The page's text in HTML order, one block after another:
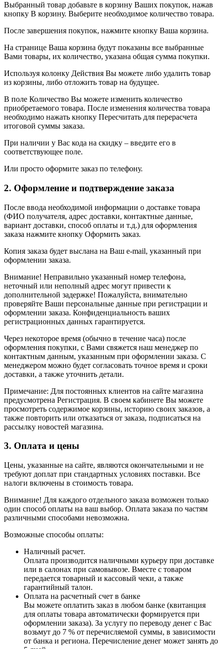
Выбранный товар добавьте в корзину Ваших покупок, нажав
кнопку В корзину. Выберите необходимое количество товара.
После завершения покупок, нажмите кнопку Ваша корзина.
На странице Ваша корзина будут показаны все выбранные
Вами товары, их количество, указана общая сумма покупки.
Используя колонку Действия Вы можете либо удалить товар
из корзины, либо отложить товар на будущее.
В поле Количество Вы можете изменить количество
приобретаемого товара. После изменения количества товара
необходимо нажать кнопку Пересчитать для перерасчета
итоговой суммы заказа.
При наличии у Вас кода на скидку – введите его в
соответствующее поле.
Или просто оформите заказ по телефону.
2. Оформление и подтверждение заказа
После ввода необходимой информации о доставке товара
(ФИО получателя, адрес доставки, контактные данные,
вариант доставки, способ оплаты и т.д.) для оформления
заказа нажмите кнопку Оформить заказ.
Копия заказа будет выслана на Ваш e-mail, указанный при
оформлении заказа.
Внимание! Неправильно указанный номер телефона,
неточный или неполный адрес могут привести к
дополнительной задержке! Пожалуйста, внимательно
проверяйте Ваши персональные данные при регистрации и
оформлении заказа. Конфиденциальность ваших
регистрационных данных гарантируется.
Через некоторое время (обычно в течение часа) после
оформления покупки, с Вами свяжется наш менеджер по
контактным данным, указанным при оформлении заказа. С
менеджером можно будет согласовать точное время и сроки
доставки, а также уточнить детали.
Примечание: Для постоянных клиентов на сайте магазина
предусмотрена Регистрация. В своем кабинете Вы можете
просмотреть содержимое корзины, историю своих заказов, а
также повторить или отказаться от заказа, подписаться на
рассылку новостей магазина.
3. Оплата и цены
Цены, указанные на сайте, являются окончательными и не
требуют доплат при стандартных условиях поставки. Все
налоги включены в стоимость товара.
Внимание! Для каждого отдельного заказа возможен только
один способ оплаты на ваш выбор. Оплата заказа по частям
различными способами невозможна.
Возможные способы оплаты:
Наличный расчет.
Оплата производится наличными курьеру при доставке
или в салонах при самовывозе. Вместе с товаром
передается товарный и кассовый чеки, а также
гарантийный талон.
Оплата на расчетный счет в банке
Вы можете оплатить заказ в любом банке (квитанция
для оплаты товара автоматически формируется при
оформлении заказа). За услугу по переводу денег с Вас
возьмут до 7 % от перечисляемой суммы, в зависимости
от банка и региона. Перечисление денег может занять до